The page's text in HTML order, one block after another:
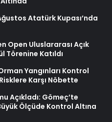
Atatürk Kupası’nda
Open Uluslararası Açık
Törenine Katıldı
Yangınları Kontrol
Karşı Nöbette
Açıkladı: Gömeç’te
Ölçüde Kontrol Altına